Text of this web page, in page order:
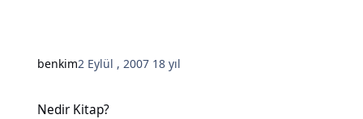
benkim2 Eylül , 2007 18 yıl
Nedir Kitap?